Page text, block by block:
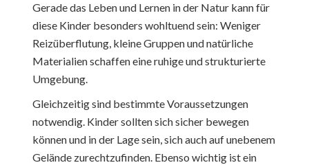
Gerade das Leben und Lernen in der Natur kann für
diese Kinder besonders wohltuend sein: Weniger
Reizüberflutung, kleine Gruppen und natürliche
Materialien schaffen eine ruhige und strukturierte
Umgebung.
Gleichzeitig sind bestimmte Voraussetzungen
notwendig. Kinder sollten sich sicher bewegen
können und in der Lage sein, sich auch auf unebenem
Gelände zurechtzufinden. Ebenso wichtig ist ein